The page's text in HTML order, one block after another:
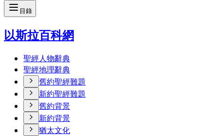
目錄
以斯拉百科網
聖經人物辭典
聖經地理辭典
舊約聖經難題
新約聖經難題
舊約背景
新約背景
猶太文化